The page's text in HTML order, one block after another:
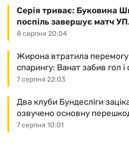
8 серпня 20:04
Серія триває: Буковина
поспіль завершує матч
7 серпня 22:03
Жирона втратила
спарингу: Ванат забив гол
7 серпня 10:01
Два клуби Бундесліги
озвучено основну